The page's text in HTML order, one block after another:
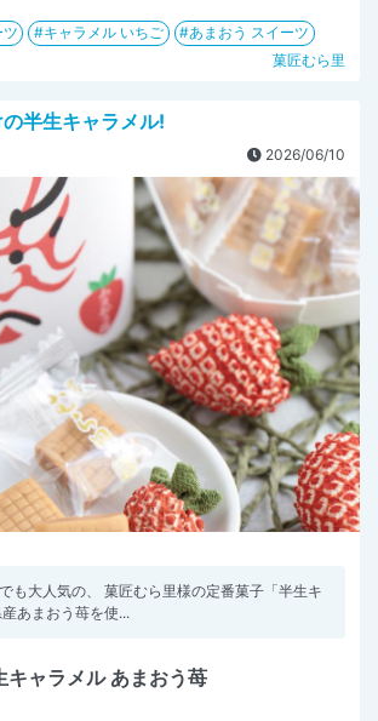
キャラメル いちご
あまおう スイーツ
菓匠むら里
半生キャラメル!
2026/06/10
も大人気の、 菓匠むら里様の定番菓子「半生キ
あまおう苺を使...
キャラメル あまおう苺